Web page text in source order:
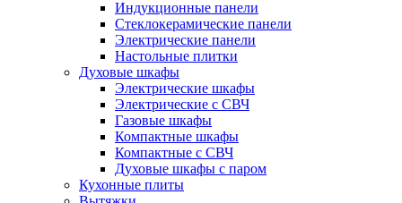
Индукционные панели
Стеклокерамические панели
Электрические панели
Настольные плитки
Духовые шкафы
Электрические шкафы
Электрические с СВЧ
Газовые шкафы
Компактные шкафы
Компактные с СВЧ
Духовые шкафы с паром
Кухонные плиты